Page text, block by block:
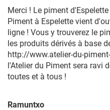
Merci ! Le piment
Piment à Espelette vient
ligne ! Vous y trouverez le
les produits dérivés à base
http://www.atelier-du-
l'Atelier du Piment sera ravi
toutes et à tous !
Ramuntxo